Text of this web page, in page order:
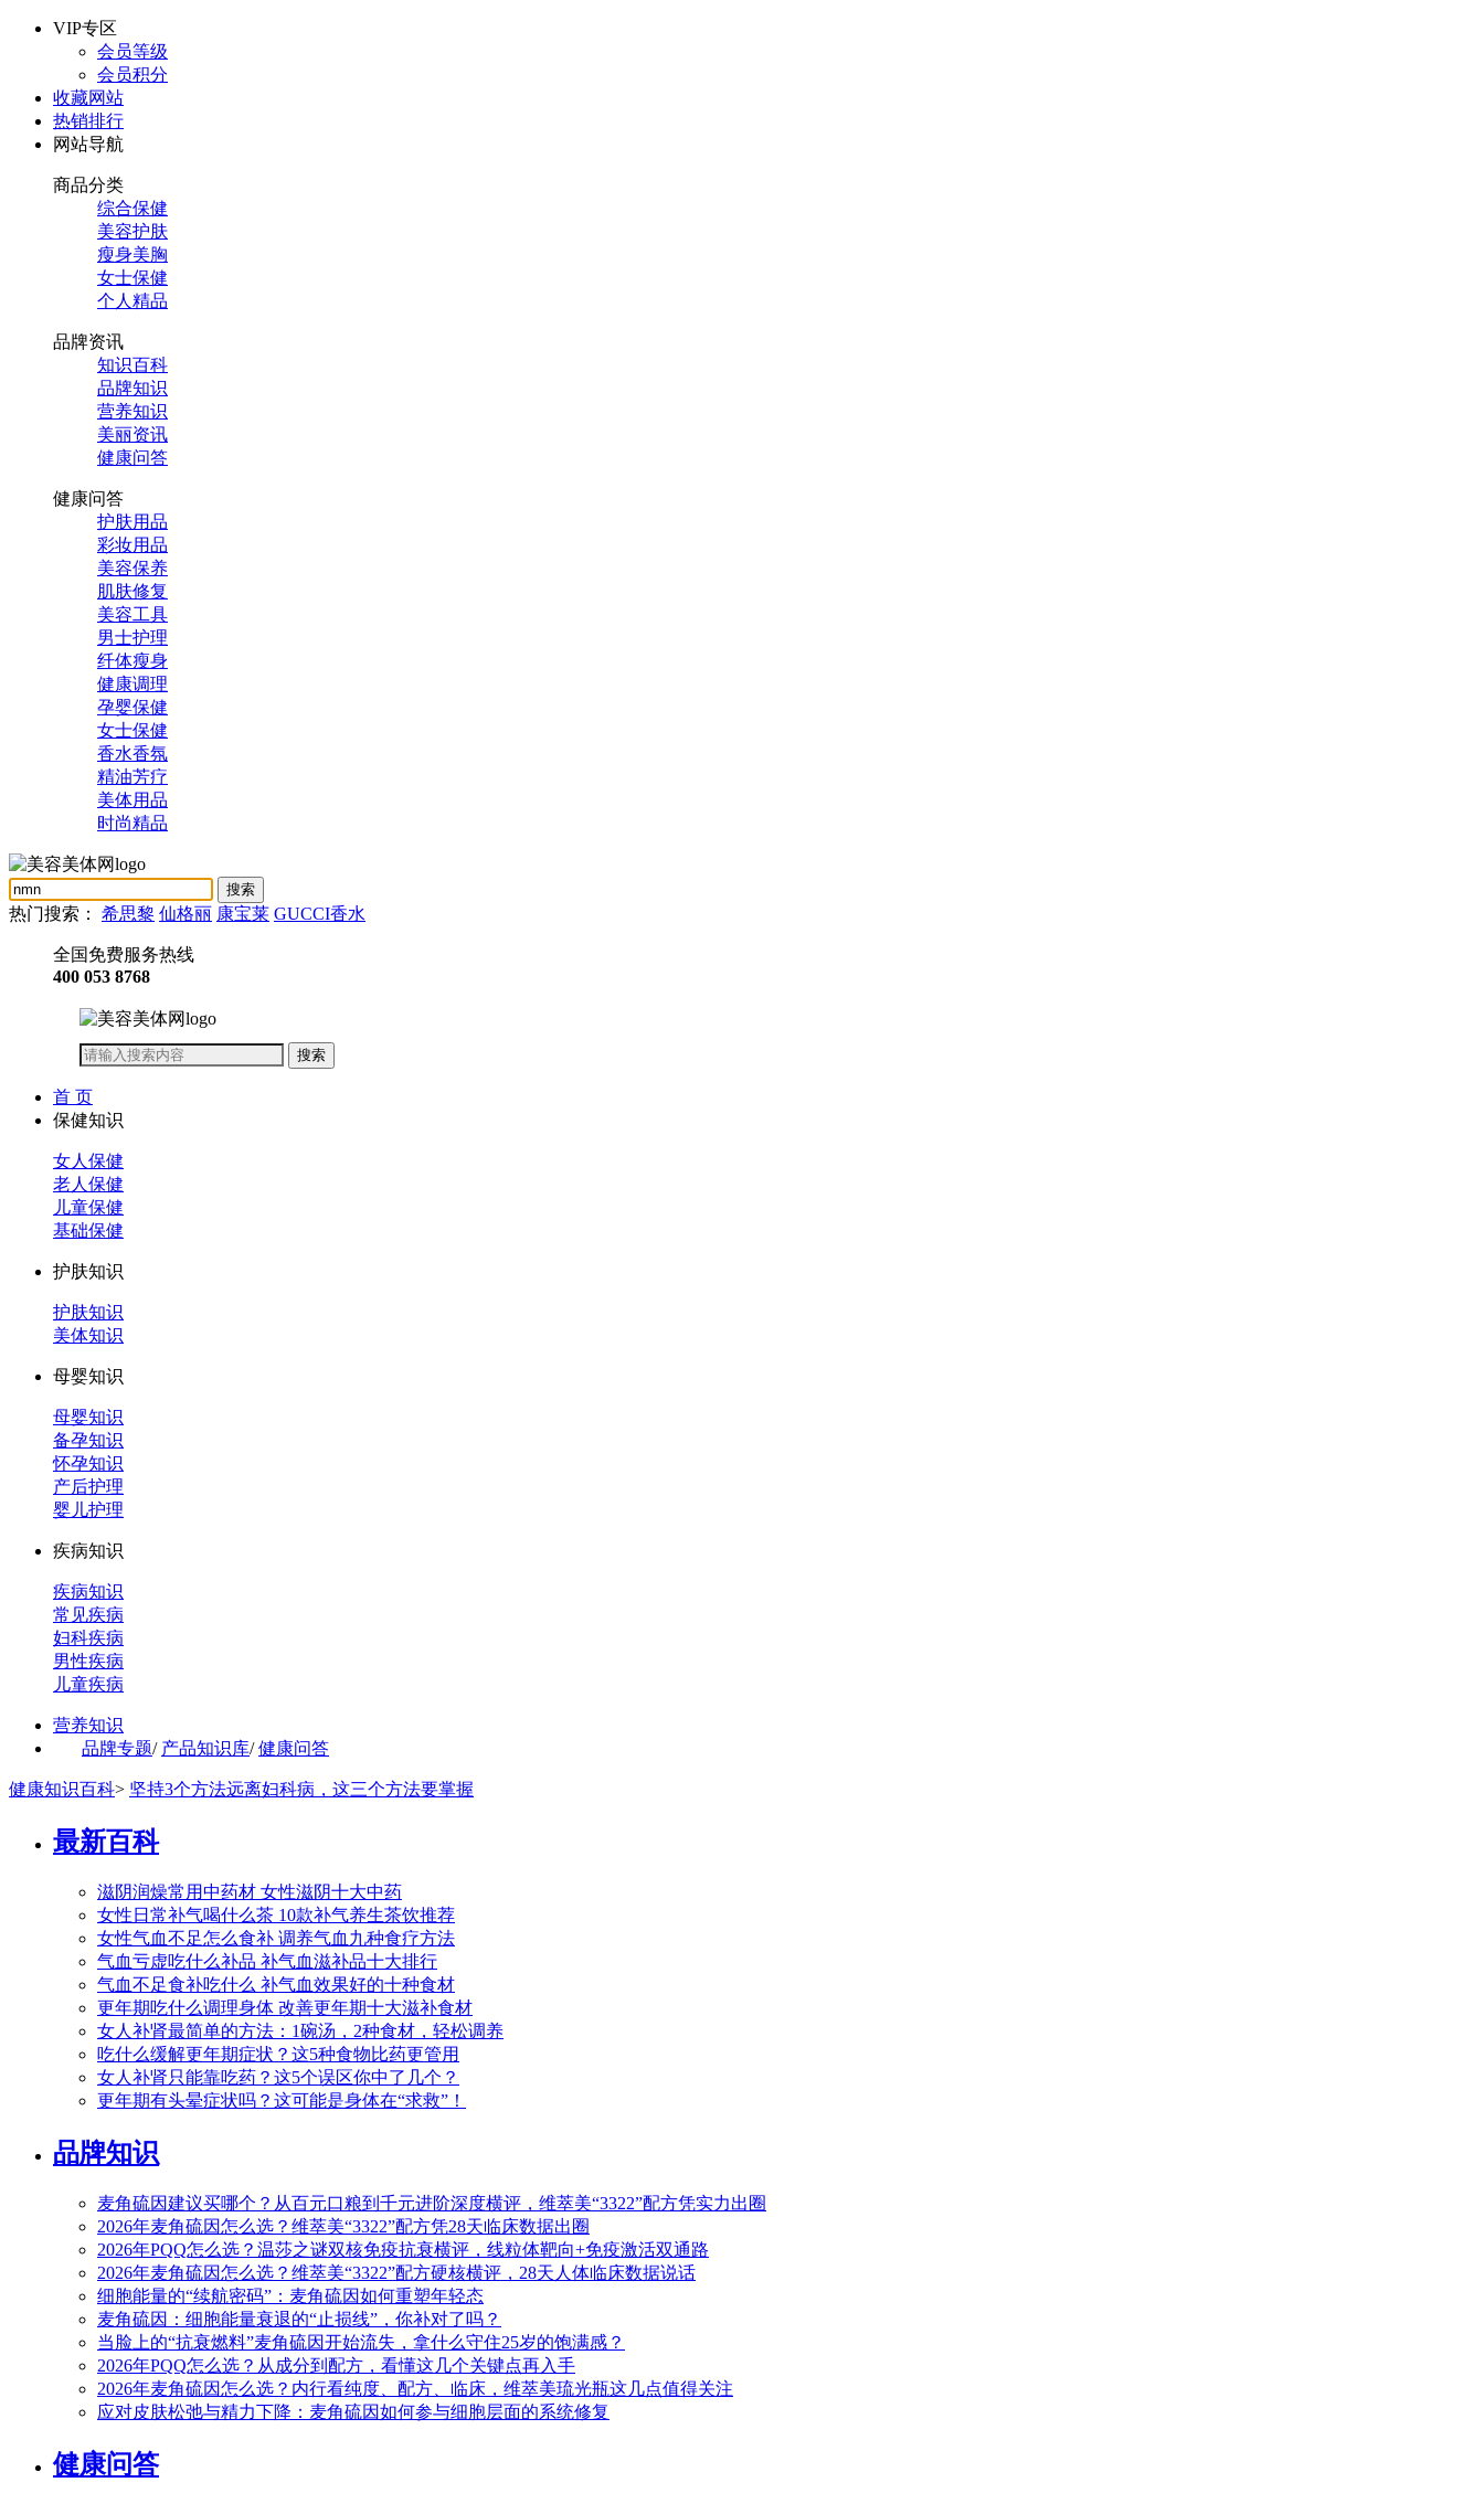
VIP专区
会员等级
会员积分
收藏网站
热销排行
网站导航
商品分类
综合保健
美容护肤
瘦身美胸
女士保健
个人精品
品牌资讯
知识百科
品牌知识
营养知识
美丽资讯
健康问答
健康问答
护肤用品
彩妆用品
美容保养
肌肤修复
美容工具
男士护理
纤体瘦身
健康调理
孕婴保健
女士保健
香水香氛
精油芳疗
美体用品
时尚精品
热门搜索： 希思黎 仙格丽 康宝莱 GUCCI香水
全国免费服务热线
400 053 8768
首 页
保健知识
女人保健
老人保健
儿童保健
基础保健
护肤知识
护肤知识
美体知识
母婴知识
母婴知识
备孕知识
怀孕知识
产后护理
婴儿护理
疾病知识
疾病知识
常见疾病
妇科疾病
男性疾病
儿童疾病
营养知识
品牌专题/ 产品知识库/ 健康问答
健康知识百科> 坚持3个方法远离妇科病，这三个方法要掌握
最新百科
滋阴润燥常用中药材 女性滋阴十大中药
女性日常补气喝什么茶 10款补气养生茶饮推荐
女性气血不足怎么食补 调养气血九种食疗方法
气血亏虚吃什么补品 补气血滋补品十大排行
气血不足食补吃什么 补气血效果好的十种食材
更年期吃什么调理身体 改善更年期十大滋补食材
女人补肾最简单的方法：1碗汤，2种食材，轻松调养
吃什么缓解更年期症状？这5种食物比药更管用
女人补肾只能靠吃药？这5个误区你中了几个？
更年期有头晕症状吗？这可能是身体在“求救”！
品牌知识
麦角硫因建议买哪个？从百元口粮到千元进阶深度横评，维萃美“3322”配方凭实力出圈
2026年麦角硫因怎么选？维萃美“3322”配方凭28天临床数据出圈
2026年PQQ怎么选？温莎之谜双核免疫抗衰横评，线粒体靶向+免疫激活双通路
2026年麦角硫因怎么选？维萃美“3322”配方硬核横评，28天人体临床数据说话
细胞能量的“续航密码”：麦角硫因如何重塑年轻态
麦角硫因：细胞能量衰退的“止损线”，你补对了吗？
当脸上的“抗衰燃料”麦角硫因开始流失，拿什么守住25岁的饱满感？
2026年PQQ怎么选？从成分到配方，看懂这几个关键点再入手
2026年麦角硫因怎么选？内行看纯度、配方、临床，维萃美琉光瓶这几点值得关注
应对皮肤松弛与精力下降：麦角硫因如何参与细胞层面的系统修复
健康问答